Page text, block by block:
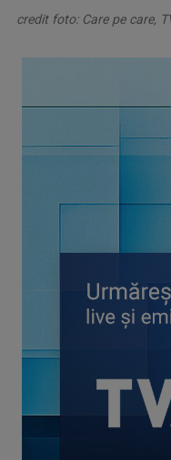
credit foto: Care pe care,